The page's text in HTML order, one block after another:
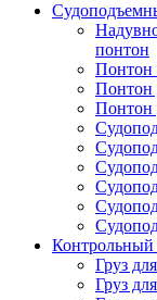
понтон
Понтон
Понтон
Понтон
Контрольный
Груз
Груз